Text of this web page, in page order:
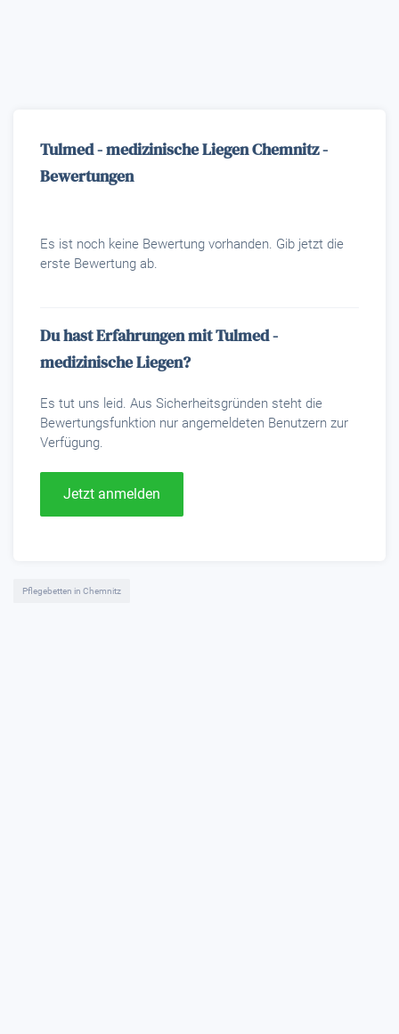
Tulmed - medizinische Liegen Chemnitz -
Bewertungen
Es ist noch keine Bewertung vorhanden. Gib jetzt die
erste Bewertung ab.
Du hast Erfahrungen mit Tulmed -
medizinische Liegen?
Es tut uns leid. Aus Sicherheitsgründen steht die
Bewertungsfunktion nur angemeldeten Benutzern zur
Verfügung.
Jetzt anmelden
Pflegebetten in Chemnitz